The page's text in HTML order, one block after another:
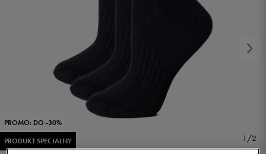
PROMO: DO -30%
PRODUKT SPECJALNY
1/2